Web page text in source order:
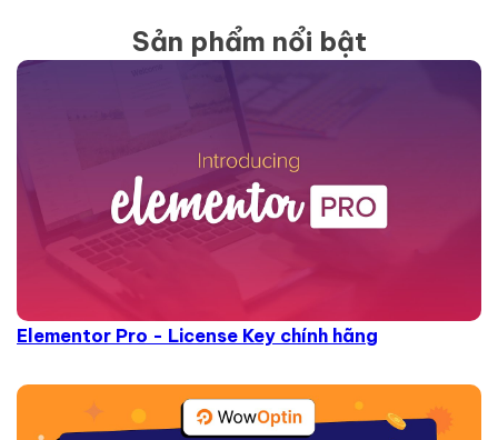
Sản phẩm nổi bật
Elementor Pro - License Key chính hãng